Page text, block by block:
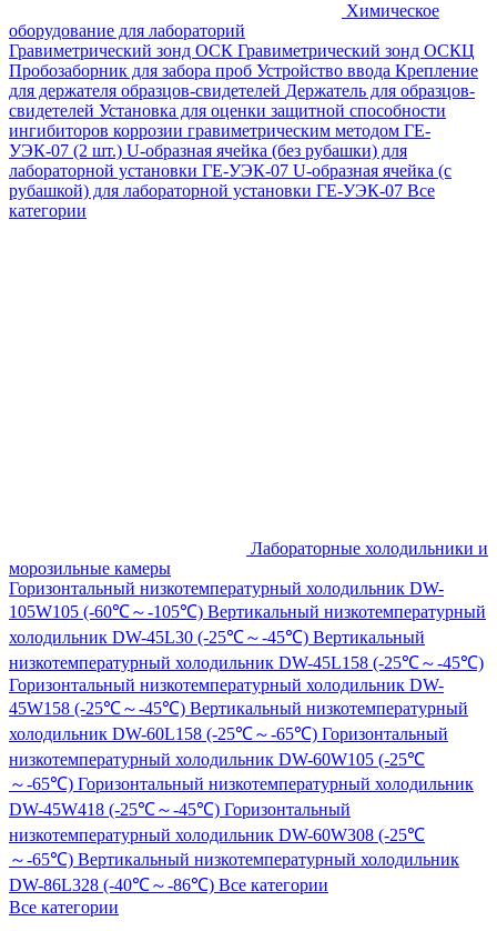
Химическое
оборудование для лабораторий
Гравиметрический зонд ОСК Гравиметрический зонд ОСКЦ
Пробозаборник для забора проб Устройство ввода Крепление
для держателя образцов-свидетелей Держатель для образцов-
свидетелей Установка для оценки защитной способности
ингибиторов коррозии гравиметрическим методом ГЕ-
УЭК-07 (2 шт.) U-образная ячейка (без рубашки) для
лабораторной установки ГЕ-УЭК-07 U-образная ячейка (с
рубашкой) для лабораторной установки ГЕ-УЭК-07 Все
категории
Лабораторные холодильники и
морозильные камеры
Горизонтальный низкотемпературный холодильник DW-
105W105 (-60℃～-105℃) Вертикальный низкотемпературный
холодильник DW-45L30 (-25℃～-45℃) Вертикальный
низкотемпературный холодильник DW-45L158 (-25℃～-45℃)
Горизонтальный низкотемпературный холодильник DW-
45W158 (-25℃～-45℃) Вертикальный низкотемпературный
холодильник DW-60L158 (-25℃～-65℃) Горизонтальный
низкотемпературный холодильник DW-60W105 (-25℃
～-65℃) Горизонтальный низкотемпературный холодильник
DW-45W418 (-25℃～-45℃) Горизонтальный
низкотемпературный холодильник DW-60W308 (-25℃
～-65℃) Вертикальный низкотемпературный холодильник
DW-86L328 (-40℃～-86℃) Все категории
Все категории